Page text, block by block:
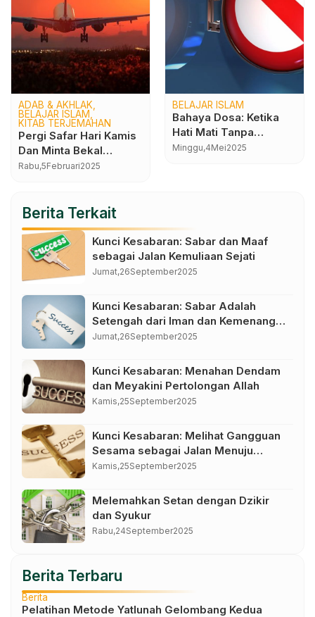
ADAB & AKHLAK
BELAJAR ISLAM
KITAB TERJEMAHAN
Pergi Safar Hari Kamis
Dan Minta Bekal
Nasehat Orang Saleh
Rabu,5Februari2025
BELAJAR ISLAM
Bahaya Dosa: Ketika
Hati Mati Tanpa
Disadari
Minggu,4Mei2025
Berita Terkait
Kunci Kesabaran: Sabar dan Maaf
sebagai Jalan Kemuliaan Sejati
Jumat,26September2025
Kunci Kesabaran: Sabar Adalah
Setengah dari Iman dan Kemenangan
dalam Kendali Diri
Jumat,26September2025
Kunci Kesabaran: Menahan Dendam
dan Meyakini Pertolongan Allah
Kamis,25September2025
Kunci Kesabaran: Melihat Gangguan
Sesama sebagai Jalan Menuju
Kemuliaan
Kamis,25September2025
Melemahkan Setan dengan Dzikir
dan Syukur
Rabu,24September2025
Berita Terbaru
Berita
Pelatihan Metode Yatlunah Gelombang Kedua